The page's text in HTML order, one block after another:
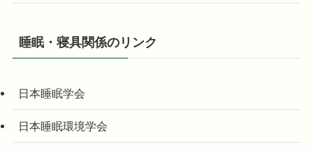
睡眠・寝具関係のリンク
日本睡眠学会
日本睡眠環境学会